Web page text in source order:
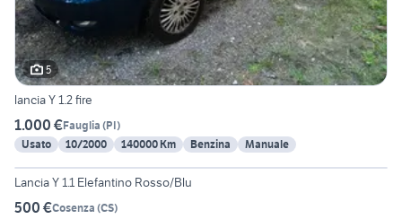
5
lancia Y 1.2 fire
1.000 €Fauglia (PI)
Usato
10/2000 140000 Km Benzina Manuale
6
Lancia Y 1.1 Elefantino Rosso/Blu
500 €Cosenza (CS)